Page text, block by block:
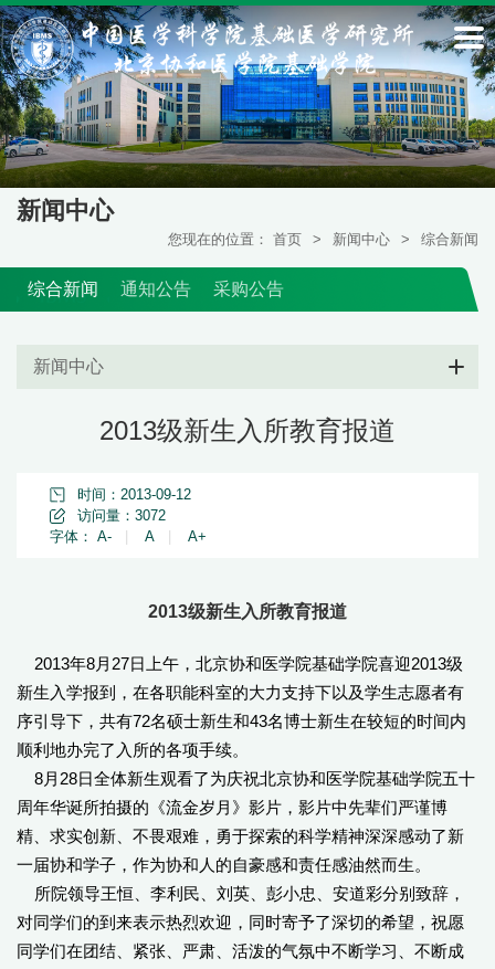
新闻中心
您现在的位置： 首页 > 新闻中心 > 综合新闻
综合新闻 通知公告 采购公告
新闻中心
2013级新生入所教育报道
时间：2013-09-12
访问量： 3072
字体： A- A A+
2013级新生入所教育报道
2013年8月27日上午，北京协和医学院基础学院喜迎2013级
新生入学报到，在各职能科室的大力支持下以及学生志愿者有
序引导下，共有72名硕士新生和43名博士新生在较短的时间内
顺利地办完了入所的各项手续。
8月28日全体新生观看了为庆祝北京协和医学院基础学院五十
周年华诞所拍摄的《流金岁月》影片，影片中先辈们严谨博
精、求实创新、不畏艰难，勇于探索的科学精神深深感动了新
一届协和学子，作为协和人的自豪感和责任感油然而生。
所院领导王恒、李利民、刘英、彭小忠、安道彩分别致辞，
对同学们的到来表示热烈欢迎，同时寄予了深切的希望，祝愿
同学们在团结、紧张、严肃、活泼的气氛中不断学习、不断成